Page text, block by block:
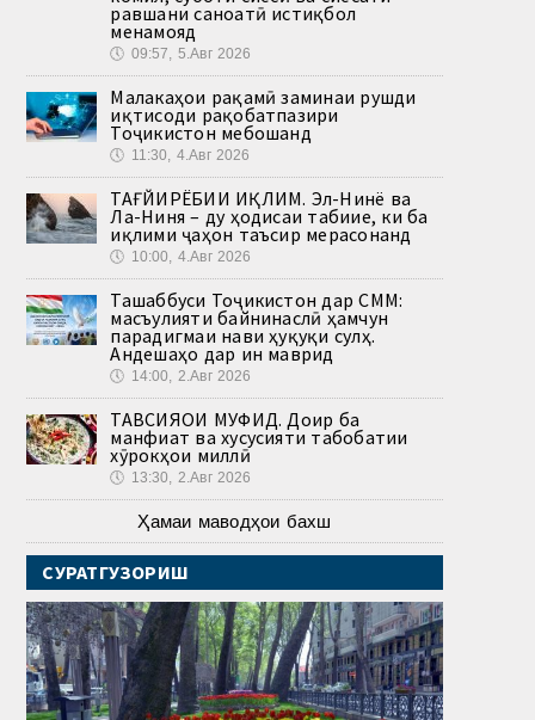
равшани саноатӣ истиқбол
менамояд
🕔 09:57, 5.Авг 2026
Малакаҳои рақамӣ заминаи рушди
иқтисоди рақобатпазири
Тоҷикистон мебошанд
🕔 11:30, 4.Авг 2026
ТАҒЙИРЁБИИ ИҚЛИМ. Эл-Нинё ва
Ла-Ниня – ду ҳодисаи табиие, ки ба
иқлими ҷаҳон таъсир мерасонанд
🕔 10:00, 4.Авг 2026
Ташаббуси Тоҷикистон дар СММ:
масъулияти байнинаслӣ ҳамчун
парадигмаи нави ҳуқуқи сулҳ.
Андешаҳо дар ин маврид
🕔 14:00, 2.Авг 2026
ТАВСИЯҲОИ МУФИД. Доир ба
манфиат ва хусусияти табобатии
хӯрокҳои миллӣ
🕔 13:30, 2.Авг 2026
Ҳамаи маводҳои бахш
СУРАТГУЗОРИШ